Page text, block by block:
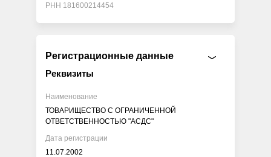
РНН 181600214454
Регистрационные данные
Реквизиты
Наименование
ТОВАРИЩЕСТВО С ОГРАНИЧЕННОЙ
ОТВЕТСТВЕННОСТЬЮ "АСДС"
Дата регистрации
11.07.2002